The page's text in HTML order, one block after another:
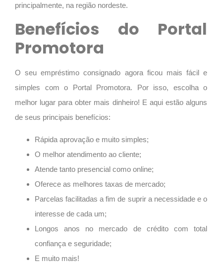
principalmente, na região nordeste.
Benefícios do Portal
Promotora
O seuempréstimo consignado agora ficou mais fácil e
simples com o Portal Promotora. Por isso, escolha o
melhor lugar para obter mais dinheiro! E aqui estão alguns
de seus principais benefícios:
Rápida aprovação e muito simples;
O melhor atendimento ao cliente;
Atende tanto presencial como online;
Oferece as melhores taxas de mercado;
Parcelas facilitadas a fim de suprir a necessidade e o
interesse de cada um;
Longos anos no mercado de crédito com total
confiança e seguridade;
E muito mais!